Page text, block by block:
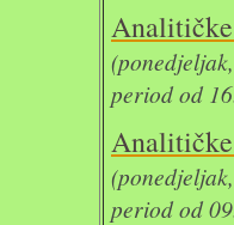
period od
period od